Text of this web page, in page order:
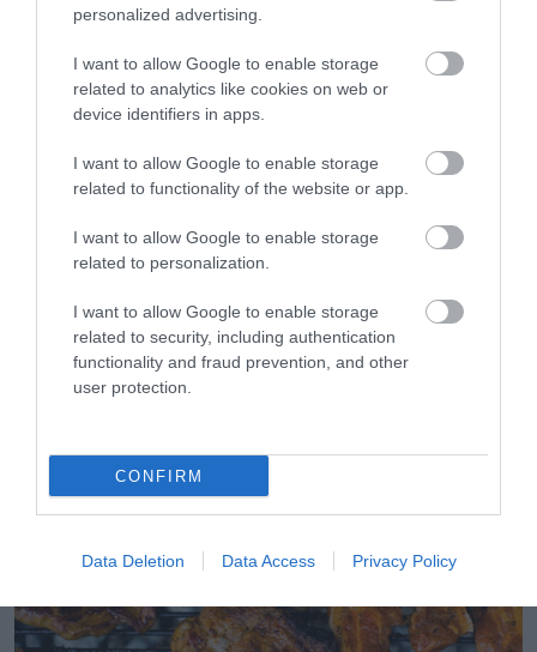
personalized advertising.
I want to allow Google to enable storage
related to analytics like cookies on web or
device identifiers in apps.
I want to allow Google to enable storage
related to functionality of the website or app.
I want to allow Google to enable storage
related to personalization.
I want to allow Google to enable storage
related to security, including authentication
functionality and fraud prevention, and other
user protection.
CONFIRM
Data Deletion Data Access Privacy Policy
Οι πολιτιστικές εκδηλώσεις του Αυγούστου
31.07.2026
ανταλλάσσουν ρόλους